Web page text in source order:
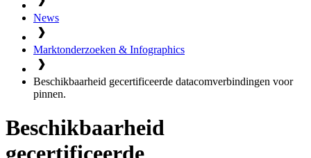
News
Marktonderzoeken & Infographics
Beschikbaarheid gecertificeerde datacomverbindingen voor
pinnen.
Beschikbaarheid